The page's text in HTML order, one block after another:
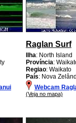
Raglan Surf
Ilha: North Island
Província:
Regiao: Waikato
País: Nova
Webcam
(Veja no mapa)